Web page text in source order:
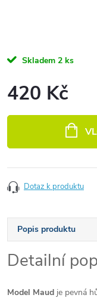
Skladem 2 ks
420 Kč
Dotaz k produktu
Popis produktu
Detailní
Model Maud je pevná